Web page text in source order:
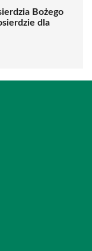
Bożego
dla